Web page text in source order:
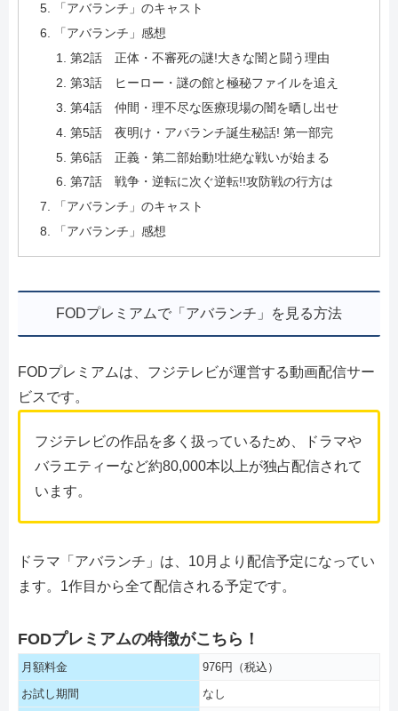
「アバランチ」のキャスト
「アバランチ」感想
第2話 正体・不審死の謎!大きな闇と闘う理由
第3話 ヒーロー・謎の館と極秘ファイルを追え
第4話 仲間・理不尽な医療現場の闇を晒し出せ
第5話 夜明け・アバランチ誕生秘話! 第一部完
第6話 正義・第二部始動!壮絶な戦いが始まる
第7話 戦争・逆転に次ぐ逆転!!攻防戦の行方は
「アバランチ」のキャスト
「アバランチ」感想
FODプレミアムで「アバランチ」を見る方法
FODプレミアムは、フジテレビが運営する動画配信サー
ビスです。
フジテレビの作品を多く扱っているため、ドラマや
バラエティーなど約80,000本以上が独占配信されて
います。
ドラマ「アバランチ」は、10月より配信予定になってい
ます。1作目から全て配信される予定です。
FODプレミアムの特徴がこちら！
月額料金
976円（税込）
お試し期間
なし